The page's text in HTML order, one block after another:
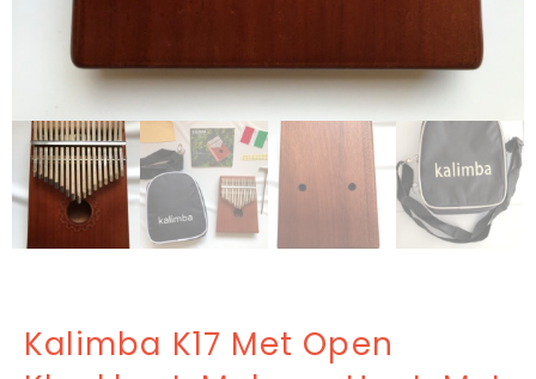
Kalimba K17 Met Open